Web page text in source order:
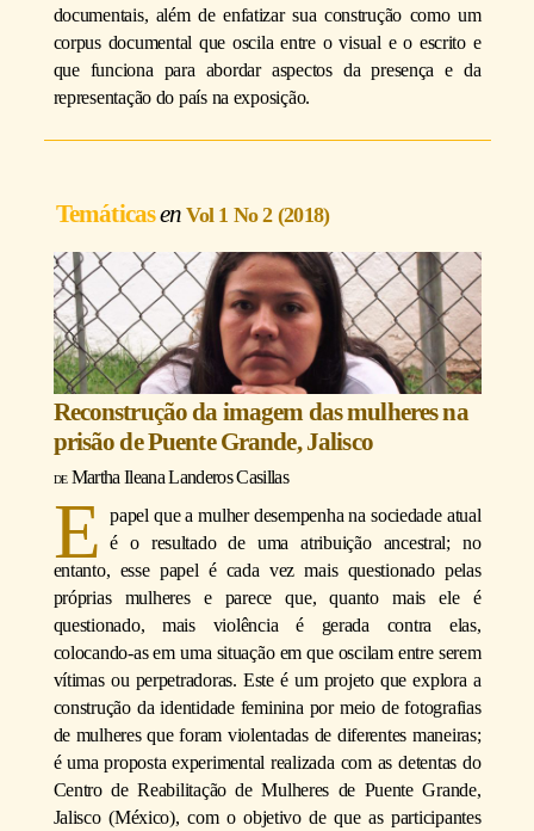
documentais, além de enfatizar sua construção como um
corpus documental que oscila entre o visual e o escrito e
que funciona para abordar aspectos da presença e da
representação do país na exposição.
Temáticas Vol 1 No 2 (2018)
Reconstrução da imagem das mulheres na
prisão de Puente Grande, Jalisco
Martha Ileana Landeros Casillas
E
papel que a mulher desempenha na sociedade atual
é o resultado de uma atribuição ancestral; no
entanto, esse papel é cada vez mais questionado pelas
próprias mulheres e parece que, quanto mais ele é
questionado, mais violência é gerada contra elas,
colocando-as em uma situação em que oscilam entre serem
vítimas ou perpetradoras. Este é um projeto que explora a
construção da identidade feminina por meio de fotografias
de mulheres que foram violentadas de diferentes maneiras;
é uma proposta experimental realizada com as detentas do
Centro de Reabilitação de Mulheres de Puente Grande,
Jalisco (México), com o objetivo de que as participantes